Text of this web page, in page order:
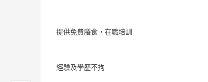
提供免費膳食，在職培訓
經驗及學歷不拘